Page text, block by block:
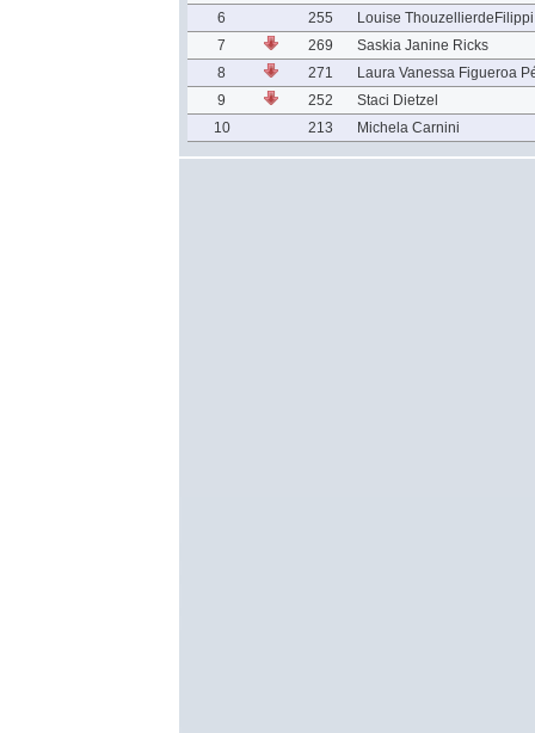
6
255
Louise ThouzellierdeFilippi
7
269
Saskia Janine Ricks
8
271
Laura Vanessa Figueroa
9
252
Staci Dietzel
10
213 Michela Carnini